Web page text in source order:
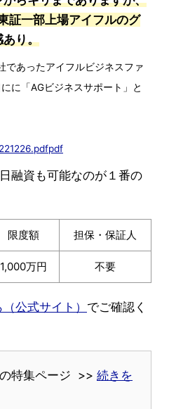
証一部上場アイフルのグ
あり。
であったアイフルビジネスファ
に「AGビジネスサポート」と
融資も可能なのが１番の
限度額 担保・保証人
1,000万円 不要
公式サイト） でご確認く
特集ページ >> 続きを